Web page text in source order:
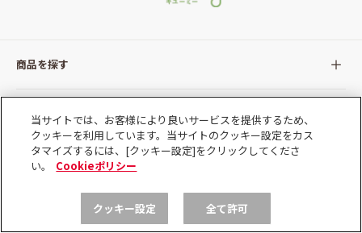
商品を探す
全ての商品
サラダ
すべてのサラダ
Qummyの食卓提案
メディア
Qummy(キユーミー)について
サポート
当サイトでは、お客様により良いサービスを提供するため、
クッキーを利用しています。当サイトのクッキー設定をカス
タマイズするには、[クッキー設定]をクリックしてくださ
い。
Cookieポリシー
クッキー設定 全て許可